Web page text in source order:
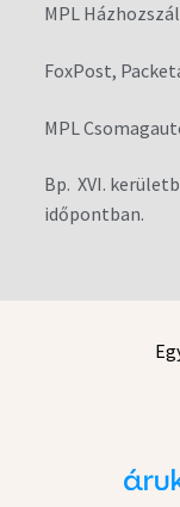
MPL
FoxPost,
MPL
Bp. XVI.
időpontban.